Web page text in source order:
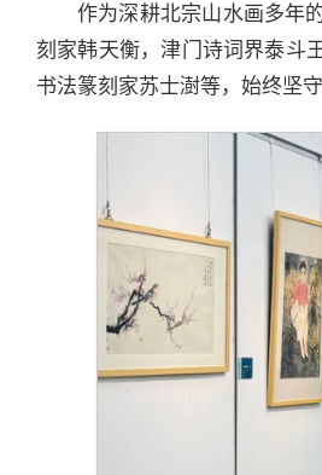
作为深耕北宗山水画多年
刻家韩天衡，津门诗词界泰斗
书法篆刻家苏士澍等，始终坚